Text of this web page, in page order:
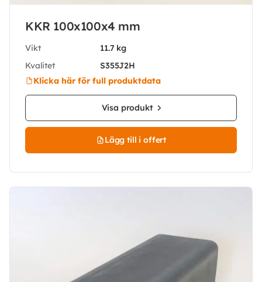
KKR 100x100x4 mm
Vikt
11.7 kg
Kvalitet
S355J2H
Klicka här för full produktdata
Visa produkt
Lägg till i offert